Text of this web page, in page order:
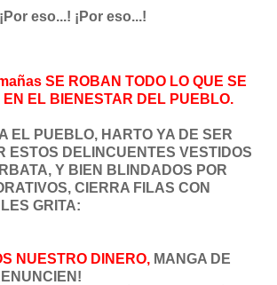
eso...! ¡Por eso...!
SE ROBAN TODO LO QUE SE
EN EL BIENESTAR DEL PUEBLO.
EL PUEBLO, HARTO YA DE SER
ESTOS DELINCUENTES VESTIDOS
Y BIEN BLINDADOS POR
CIERRA FILAS CON
GRITA:
NUESTRO DINERO, MANGA DE